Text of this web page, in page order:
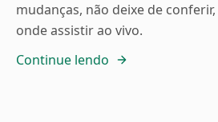
mudanças, não deixe de
onde assistir ao vivo.
Continue lendo